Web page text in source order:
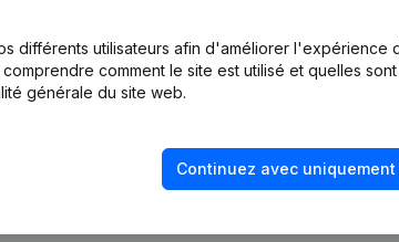
Judo Club Ichi Chastre a-t-elle été créée?
l'adresse de Judo Club Ichi Chastre?
différents utilisateurs afin d'améliorer l'expérience
comment le site est utilisé et quelles sont
générale du site web.
Continuez avec